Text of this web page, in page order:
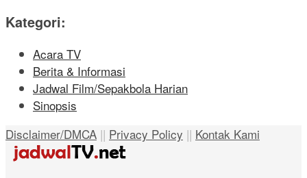
Kategori:
Acara TV
Berita & Informasi
Jadwal Film/Sepakbola Harian
Sinopsis
Disclaimer/DMCA || Privacy Policy || Kontak Kami